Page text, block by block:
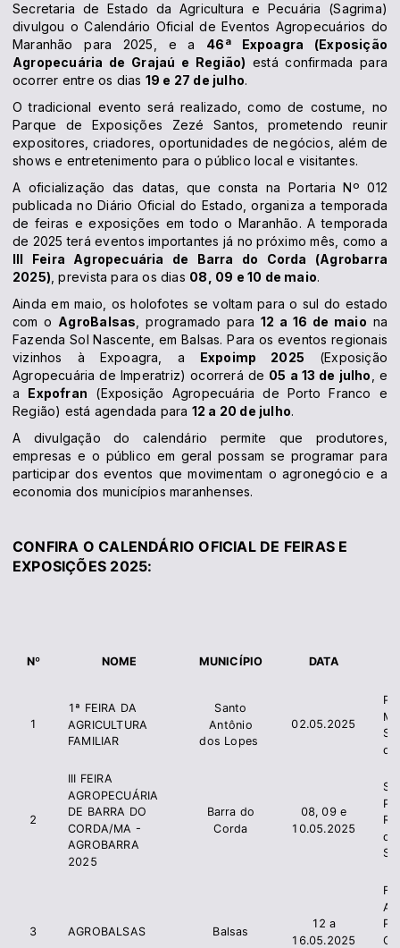
Secretaria de Estado da Agricultura e Pecuária (Sagrima)
divulgou o Calendário Oficial de Eventos Agropecuários do
Maranhão para 2025, e a 46ª Expoagra (Exposição
Agropecuária de Grajaú e Região) está confirmada para
ocorrer entre os dias 19 e 27 de julho.
O tradicional evento será realizado, como de costume, no
Parque de Exposições Zezé Santos, prometendo reunir
expositores, criadores, oportunidades de negócios, além de
shows e entretenimento para o público local e visitantes.
A oficialização das datas, que consta na Portaria Nº 012
publicada no Diário Oficial do Estado, organiza a temporada
de feiras e exposições em todo o Maranhão. A temporada
de 2025 terá eventos importantes já no próximo mês, como a
III Feira Agropecuária de Barra do Corda (Agrobarra
2025) , prevista para os dias 08, 09 e 10 de maio.
Ainda em maio, os holofotes se voltam para o sul do estado
com o AgroBalsas , programado para 12 a 16 de maio na
Fazenda Sol Nascente, em Balsas. Para os eventos regionais
vizinhos à Expoagra, a Expoimp 2025 (Exposição
Agropecuária de Imperatriz) ocorrerá de 05 a 13 de julho , e
a Expofran (Exposição Agropecuária de Porto Franco e
Região) está agendada para 12 a 20 de julho.
A divulgação do calendário permite que produtores,
empresas e o público em geral possam se programar para
participar dos eventos que movimentam o agronegócio e a
economia dos municípios maranhenses.
CONFIRA O CALENDÁRIO OFICIAL DE FEIRAS E
EXPOSIÇÕES 2025:
Nº NOME MUNICÍPIO DATA
1
1ª FEIRA DA
AGRICULTURA
FAMILIAR
Santo
Antônio
dos Lopes
02.05.2025
2
III FEIRA
AGROPECUÁRIA
DE BARRA DO
CORDA/MA -
AGROBARRA
2025
Barra do
Corda
08, 09 e
10.05.2025
3 AGROBALSAS Balsas
12 a
16.05.2025